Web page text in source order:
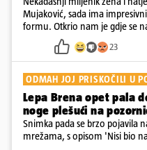
Mujaković, sada ima
formu. Otkrio nam je gdje se
23
ODMAH JOJ PRISKOČILI U
Lepa Brena opet pala
noge plešući na
Snimka pada se brzo pojavila
mrežama, s opisom 'Nisi bio